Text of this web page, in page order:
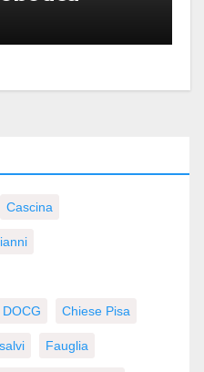
Cascina
Chiese Pisa
Fauglia